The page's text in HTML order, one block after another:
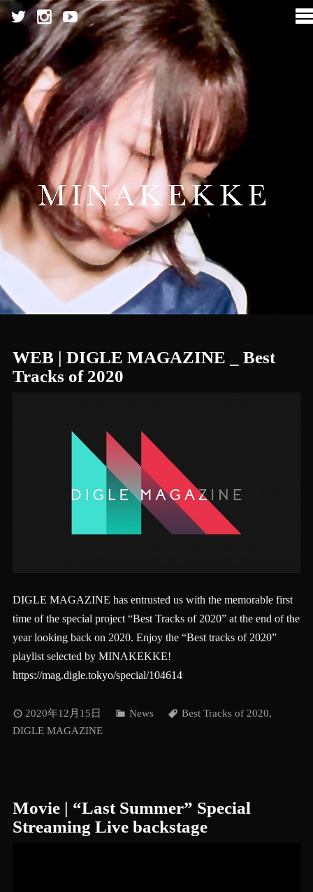
WEB | DIGLE MAGAZINE _ Best
Tracks of 2020
DIGLE MAGAZINE has entrusted us with the memorable first
time of the special project “Best Tracks of 2020” at the end of the
year looking back on 2020. Enjoy the “Best tracks of 2020”
playlist selected by MINAKEKKE!
https://mag.digle.tokyo/special/104614
2020年12月15日 News Best Tracks of 2020,
DIGLE MAGAZINE
Movie | “Last Summer” Special
Streaming Live backstage